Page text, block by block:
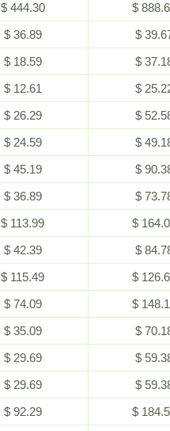
$ 444.30
$
$ 36.89
$
$ 18.59
$
$ 12.61
$
$ 26.29
$
$ 24.59
$
$ 45.19
$
$ 36.89
$
$ 113.99
$
$ 42.39
$
$ 115.49
$
$ 74.09
$
$ 35.09
$
$ 29.69
$
$ 29.69
$
$ 92.29
$